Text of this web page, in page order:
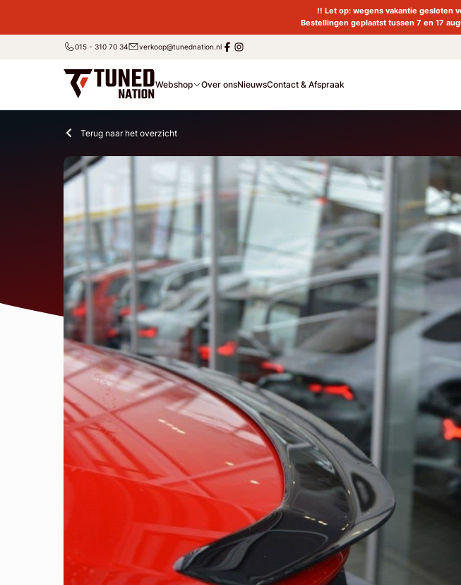
!! Let op: wegens vakantie gesloten
Bestellingen geplaatst tussen 7 en 17
015 - 310 70 34 verkoop@tunednation.nl
Webshop Over onsNieuwsContact & Afspraak
Terug naar het overzicht